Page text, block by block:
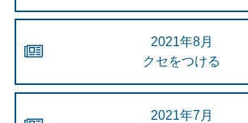
2021年8月
クセをつける
2021年7月